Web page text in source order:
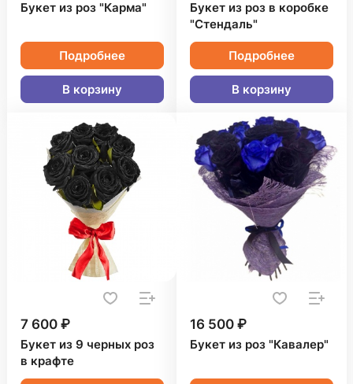
Букет из роз "Карма"
Подробнее
В корзину
Букет из роз в коробке
"Стендаль"
Подробнее
В корзину
7 600 ₽
Букет из 9 черных роз
в крафте
16 500 ₽
Букет из роз "Кавалер"